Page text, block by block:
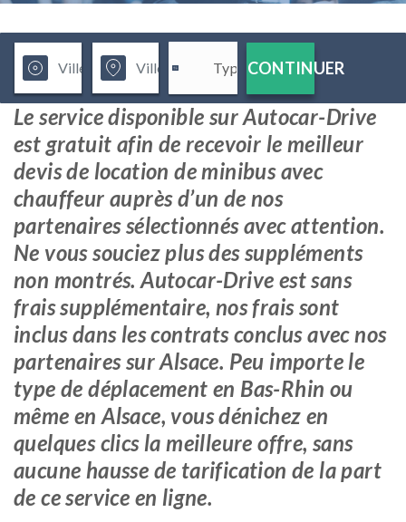
CONTINUER
Le service disponible sur Autocar-Drive
est gratuit afin de recevoir le meilleur
devis de location de minibus avec
chauffeur auprès d’un de nos
partenaires sélectionnés avec attention.
Ne vous souciez plus des suppléments
non montrés. Autocar-Drive est sans
frais supplémentaire, nos frais sont
inclus dans les contrats conclus avec nos
partenaires sur Alsace. Peu importe le
type de déplacement en Bas-Rhin ou
même en Alsace, vous dénichez en
quelques clics la meilleure offre, sans
aucune hausse de tarification de la part
de ce service en ligne.